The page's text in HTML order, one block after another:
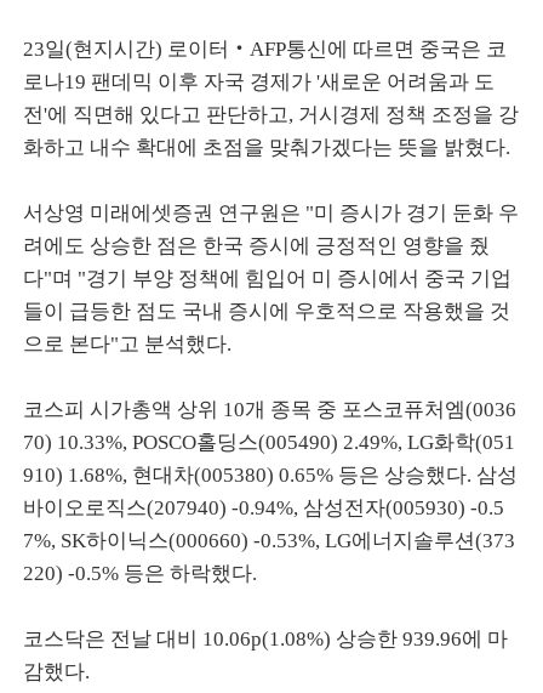
23일(현지시간) 로이터‧AFP통신에 따르면 중국은 코
로나19 팬데믹 이후 자국 경제가 '새로운 어려움과 도
전'에 직면해 있다고 판단하고, 거시경제 정책 조정을 강
화하고 내수 확대에 초점을 맞춰가겠다는 뜻을 밝혔다.
서상영 미래에셋증권 연구원은 "미 증시가 경기 둔화 우
려에도 상승한 점은 한국 증시에 긍정적인 영향을 줬
다"며 "경기 부양 정책에 힘입어 미 증시에서 중국 기업
들이 급등한 점도 국내 증시에 우호적으로 작용했을 것
으로 본다"고 분석했다.
코스피 시가총액 상위 10개 종목 중 포스코퓨처엠(0036
70) 10.33%, POSCO홀딩스(005490) 2.49%, LG화학(051
910) 1.68%, 현대차(005380) 0.65% 등은 상승했다. 삼성
바이오로직스(207940) -0.94%, 삼성전자(005930) -0.5
7%, SK하이닉스(000660) -0.53%, LG에너지솔루션(373
220) -0.5% 등은 하락했다.
코스닥은 전날 대비 10.06p(1.08%) 상승한 939.96에 마
감했다.